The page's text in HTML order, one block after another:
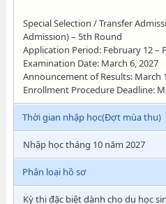
Special Selection / Transfer
Admission) – 5th Round
Application Period: February 12 –
Examination Date: March 6, 2027
Announcement of Results: March
Enrollment Procedure Deadline:
Thời gian nhập học(Đợt mùa thu)
Nhập học tháng 10 năm 2027
Phân loại hồ sơ
Kỳ thi đặc biệt dành cho du học